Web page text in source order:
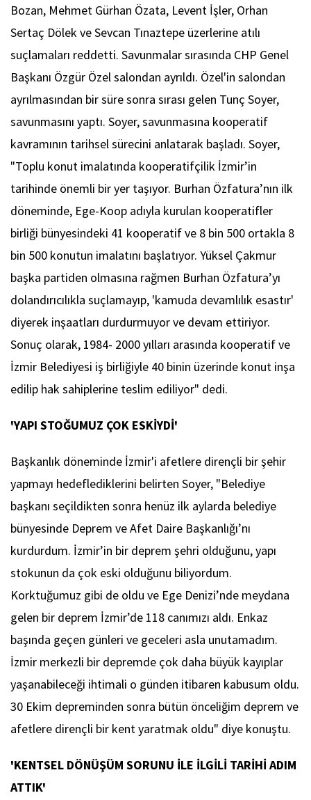
Bozan, Mehmet Gürhan Özata, Levent İşler, Orhan
Sertaç Dölek ve Sevcan Tınaztepe üzerlerine atılı
suçlamaları reddetti. Savunmalar sırasında CHP Genel
Başkanı Özgür Özel salondan ayrıldı. Özel'in salondan
ayrılmasından bir süre sonra sırası gelen Tunç Soyer,
savunmasını yaptı. Soyer, savunmasına kooperatif
kavramının tarihsel sürecini anlatarak başladı. Soyer,
"Toplu konut imalatında kooperatifçilik İzmir’in
tarihinde önemli bir yer taşıyor. Burhan Özfatura’nın ilk
döneminde, Ege-Koop adıyla kurulan kooperatifler
birliği bünyesindeki 41 kooperatif ve 8 bin 500 ortakla 8
bin 500 konutun imalatını başlatıyor. Yüksel Çakmur
başka partiden olmasına rağmen Burhan Özfatura’yı
dolandırıcılıkla suçlamayıp, 'kamuda devamlılık esastır'
diyerek inşaatları durdurmuyor ve devam ettiriyor.
Sonuç olarak, 1984- 2000 yılları arasında kooperatif ve
İzmir Belediyesi iş birliğiyle 40 binin üzerinde konut inşa
edilip hak sahiplerine teslim ediliyor" dedi.
'YAPI STOĞUMUZ ÇOK ESKİYDİ'
Başkanlık döneminde İzmir'i afetlere dirençli bir şehir
yapmayı hedeflediklerini belirten Soyer, "Belediye
başkanı seçildikten sonra henüz ilk aylarda belediye
bünyesinde Deprem ve Afet Daire Başkanlığı’nı
kurdurdum. İzmir’in bir deprem şehri olduğunu, yapı
stokunun da çok eski olduğunu biliyordum.
Korktuğumuz gibi de oldu ve Ege Denizi’nde meydana
gelen bir deprem İzmir’de 118 canımızı aldı. Enkaz
başında geçen günleri ve geceleri asla unutamadım.
İzmir merkezli bir depremde çok daha büyük kayıplar
yaşanabileceği ihtimali o günden itibaren kabusum oldu.
30 Ekim depreminden sonra bütün önceliğim deprem ve
afetlere dirençli bir kent yaratmak oldu" diye konuştu.
'KENTSEL DÖNÜŞÜM SORUNU İLE İLGİLİ TARİHİ ADIM
ATTIK'